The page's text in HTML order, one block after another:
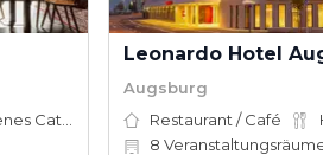
Leonardo Hotel
Augsburg
Restaurant / Café
8